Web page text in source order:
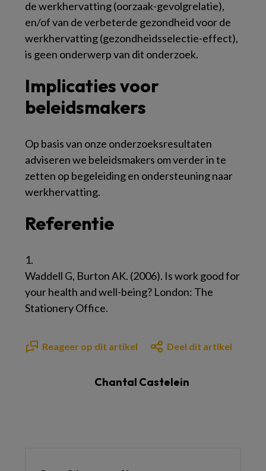
de werkhervatting (oorzaak-gevolgrelatie),
en/of van de verbeterde gezondheid voor de
werkhervatting (gezondheidsselectie-effect),
is geen onderwerp van dit onderzoek.
Implicaties voor
beleidsmakers
Op basis van onze onderzoeksresultaten
adviseren we beleidsmakers om verder in te
zetten op begeleiding en ondersteuning naar
werkhervatting.
Referentie
1.
Waddell G, Burton AK. (2006). Is work good for
your health and well-being? London: The
Stationery Office.
Reageer op dit artikel Deel dit artikel
Chantal Castelein